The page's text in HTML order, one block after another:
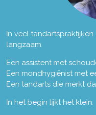
In veel
langzaam.
Een assistent met
Een mondhygiënist met
Een tandarts die merkt
In het begin lijkt het klein.